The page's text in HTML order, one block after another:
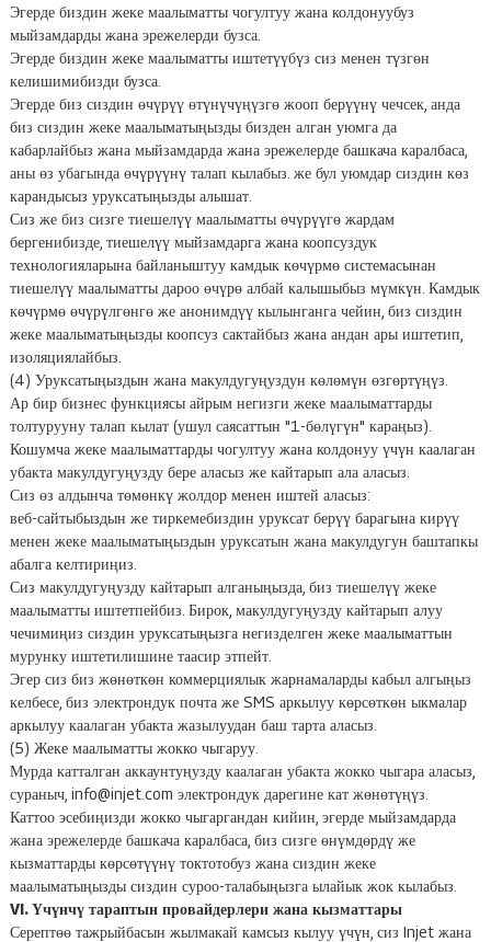
Эгерде биздин жеке маалыматты чогултуу жана колдонуубуз
мыйзамдарды жана эрежелерди бузса.
Эгерде биздин жеке маалыматты иштетүүбүз сиз менен түзгөн
келишимибизди бузса.
Эгерде биз сиздин өчүрүү өтүнүчүңүзгө жооп берүүнү чечсек, анда
биз сиздин жеке маалыматыңызды бизден алган уюмга да
кабарлайбыз жана мыйзамдарда жана эрежелерде башкача каралбаса,
аны өз убагында өчүрүүнү талап кылабыз. же бул уюмдар сиздин көз
карандысыз уруксатыңызды алышат.
Сиз же биз сизге тиешелүү маалыматты өчүрүүгө жардам
бергенибизде, тиешелүү мыйзамдарга жана коопсуздук
технологияларына байланыштуу камдык көчүрмө системасынан
тиешелүү маалыматты дароо өчүрө албай калышыбыз мүмкүн. Камдык
көчүрмө өчүрүлгөнгө же анонимдүү кылынганга чейин, биз сиздин
жеке маалыматыңызды коопсуз сактайбыз жана андан ары иштетип,
изоляциялайбыз.
(4) Уруксатыңыздын жана макулдугуңуздун көлөмүн өзгөртүңүз.
Ар бир бизнес функциясы айрым негизги жеке маалыматтарды
толтурууну талап кылат (ушул саясаттын "1-бөлүгүн" караңыз).
Кошумча жеке маалыматтарды чогултуу жана колдонуу үчүн каалаган
убакта макулдугуңузду бере аласыз же кайтарып ала аласыз.
Сиз өз алдынча төмөнкү жолдор менен иштей аласыз:
веб-сайтыбыздын же тиркемебиздин уруксат берүү барагына кирүү
менен жеке маалыматыңыздын уруксатын жана макулдугун баштапкы
абалга келтириңиз.
Сиз макулдугуңузду кайтарып алганыңызда, биз тиешелүү жеке
маалыматты иштетпейбиз. Бирок, макулдугуңузду кайтарып алуу
чечимиңиз сиздин уруксатыңызга негизделген жеке маалыматтын
мурунку иштетилишине таасир этпейт.
Эгер сиз биз жөнөткөн коммерциялык жарнамаларды кабыл алгыңыз
келбесе, биз электрондук почта же SMS аркылуу көрсөткөн ыкмалар
аркылуу каалаган убакта жазылуудан баш тарта аласыз.
(5) Жеке маалыматты жокко чыгаруу.
Мурда катталган аккаунтуңузду каалаган убакта жокко чыгара аласыз,
сураныч, info@injet.com электрондук дарегине кат жөнөтүңүз.
Каттоо эсебиңизди жокко чыгаргандан кийин, эгерде мыйзамдарда
жана эрежелерде башкача каралбаса, биз сизге өнүмдөрдү же
кызматтарды көрсөтүүнү токтотобуз жана сиздин жеке
маалыматыңызды сиздин суроо-талабыңызга ылайык жок кылабыз.
VI. Үчүнчү тараптын провайдерлери жана кызматтары
Серептөө тажрыйбасын жылмакай камсыз кылуу үчүн, сиз Injet жана